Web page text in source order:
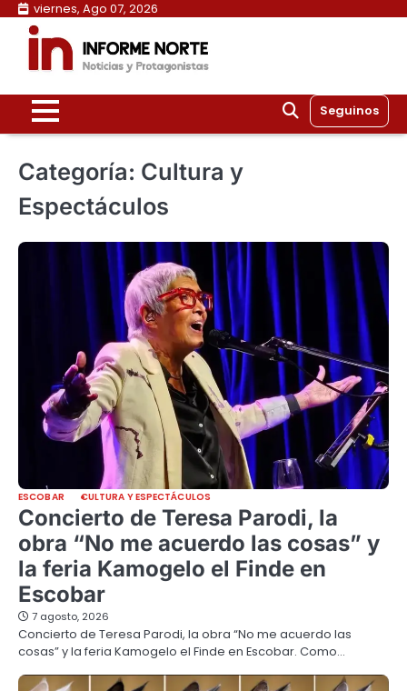
Skip
content
viernes, Ago 07, 2026
Seguinos
Categoría: Cultura y
Espectáculos
ESCOBAR CULTURA Y ESPECTÁCULOS
Concierto de Teresa Parodi, la
obra “No me acuerdo las cosas” y
la feria Kamogelo el Finde en
Escobar
7 agosto, 2026
Concierto de Teresa Parodi, la obra “No me acuerdo las
cosas” y la feria Kamogelo el Finde en Escobar. Como…